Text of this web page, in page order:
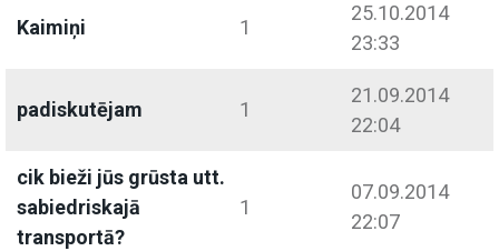
Kaimiņi 1
25.10.2014
23:33
padiskutējam 1
21.09.2014
22:04
cik bieži jūs grūsta utt.
sabiedriskajā
transportā?
1
07.09.2014
22:07